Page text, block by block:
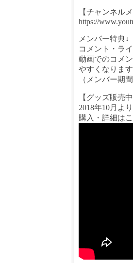
【チャンネル
https://
メンバー特典↓
コメント・ラ
動画でのコメ
やすくなります
（メンバー期
【グッズ販売中
2018年10月よ
購入・詳細は